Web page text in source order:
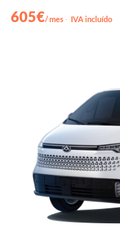
605€/ mes · IVA incluído